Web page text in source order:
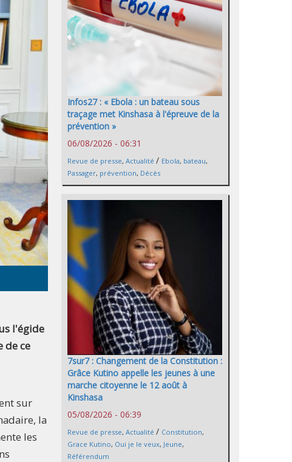
l'égide
de ce
sur
la
les
Infos27 : « Ebola : un bateau sous
traçage met Kinshasa à l'épreuve de la
prévention »
06/08/2026 - 06:31
Revue de presse, Actualité / Ebola, bateau,
Passager, prévention, Décès
7sur7 : Changement de la Constitution :
Grâce Kutino appelle les jeunes à une
marche citoyenne le 12 août à
Kinshasa
05/08/2026 - 06:39
Revue de presse, Actualité / Constitution,
Grace Kutino, Oui je le veux, Jeune,
Référendum